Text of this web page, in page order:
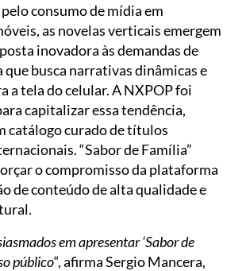
consumo de mídia em
as novelas verticais emergem
inovadora às demandas de
que busca narrativas dinâmicas e
a tela do celular. A NXPOP foi
capitalizar essa tendência,
catálogo curado de títulos
“Sabor de Família”
o compromisso da plataforma
de conteúdo de alta qualidade e
em apresentar ‘Sabor de
público“, afirma Sergio Mancera,